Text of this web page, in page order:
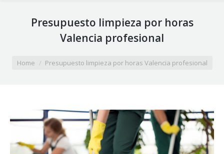
Presupuesto limpieza por horas
Valencia profesional
Home Presupuesto limpieza por horas Valencia profesional